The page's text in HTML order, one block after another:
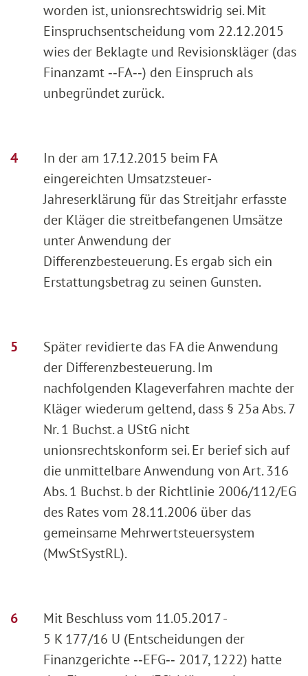
worden ist, unionsrechtswidrig sei. Mit
Einspruchsentscheidung vom 22.12.2015
wies der Beklagte und Revisionskläger (das
Finanzamt ‑‑FA‑‑) den Einspruch als
unbegründet zurück.
In der am 17.12.2015 beim FA
eingereichten Umsatzsteuer-
Jahreserklärung für das Streitjahr erfasste
der Kläger die streitbefangenen Umsätze
unter Anwendung der
Differenzbesteuerung. Es ergab sich ein
Erstattungsbetrag zu seinen Gunsten.
Später revidierte das FA die Anwendung
der Differenzbesteuerung. Im
nachfolgenden Klageverfahren machte der
Kläger wiederum geltend, dass § 25a Abs. 7
Nr. 1 Buchst. a UStG nicht
unionsrechtskonform sei. Er berief sich auf
die unmittelbare Anwendung von Art. 316
Abs. 1 Buchst. b der Richtlinie 2006/112/EG
des Rates vom 28.11.2006 über das
gemeinsame Mehrwertsteuersystem
(MwStSystRL).
Mit Beschluss vom 11.05.2017 -
5 K 177/16 U (Entscheidungen der
Finanzgerichte ‑‑EFG‑‑ 2017, 1222) hatte